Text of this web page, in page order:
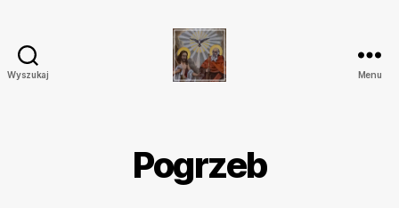
Wyszukaj
w
Menu
Pogrzeb